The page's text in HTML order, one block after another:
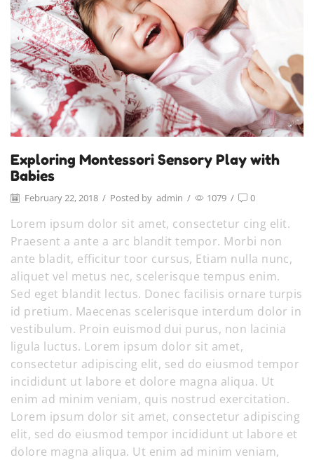
Exploring Montessori Sensory Play with
Babies
February 22, 2018 / Posted by admin / 1079 / 0
Lorem ipsum dolor sit amet, consectetur cing elit.
Praesent a ante a arc blandit tempor. Morbi non
ante bladit, efficitur toor cursus, Etiam nulla nunc,
aliquet vel metus nec, scelerisque tempus enim.
Sed eget blandit lectus. Donec facilisis ornare turpis
id pretium. Maecenas scelerisque interdum dolor in
vestibulum. Proin euismod dui purus, non lacinia
ligula luctus. Lorem ipsum dolor sit amet,
consectetur adipiscing elit, sed do eiusmod tempor
incididunt ut labore et dolore magna aliqua. Ut
enim ad minim veniam, quis nostrud exercitation.
Lorem ipsum dolor sit amet, consectetur adipiscing
elit, sed do eiusmod tempor incididunt ut labore et
dolore magna aliqua. Ut enim ad minim veniam,